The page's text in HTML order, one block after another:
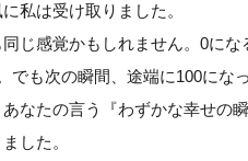
私は受け取りました。
じ感覚かもしれません。0に
でも次の瞬間、途端に100にな
なたの言う『わずかな幸せの
した。